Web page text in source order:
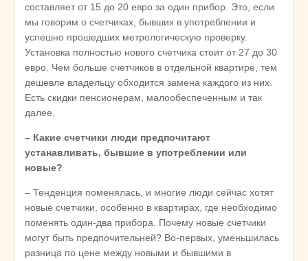
составляет от 15 до 20 евро за один прибор. Это, если
мы говорим о счетчиках, бывших в употреблении и
успешно прошедших метрологическую проверку.
Установка полностью нового счетчика стоит от 27 до 30
евро. Чем больше счетчиков в отдельной квартире, тем
дешевле владельцу обходится замена каждого из них.
Есть скидки пенсионерам, малообеспеченным и так
далее.
– Какие счетчики люди предпочитают
устанавливать, бывшие в употреблении или
новые?
– Тенденция поменялась, и многие люди сейчас хотят
новые счетчики, особенно в квартирах, где необходимо
поменять один-два прибора. Почему новые счетчики
могут быть предпочительней? Во-первых, уменьшилась
разница по цене между новыми и бывшими в